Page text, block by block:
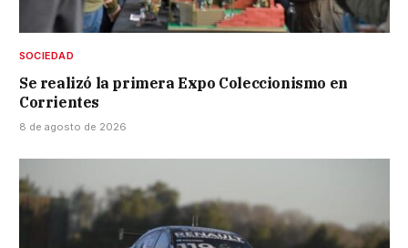
SOCIEDAD
Se realizó la primera Expo Coleccionismo en
Corrientes
8 de agosto de 2026